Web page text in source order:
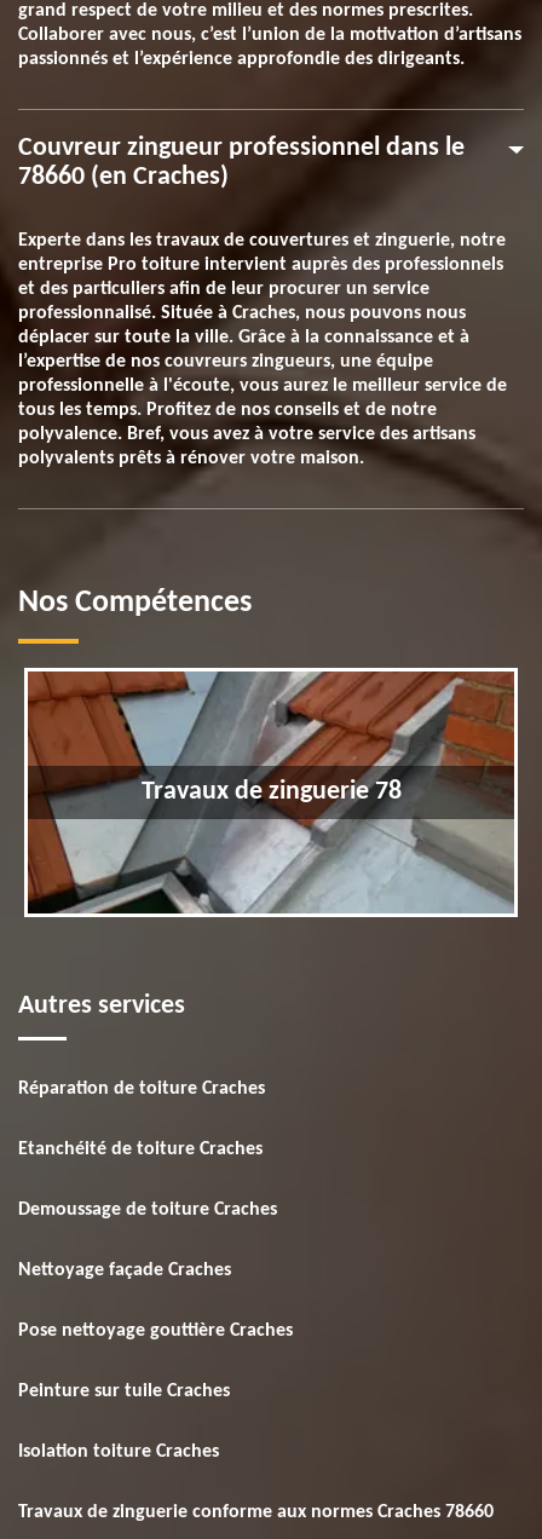
grand respect de votre milieu et des normes prescrites.
Collaborer avec nous, c’est l’union de la motivation d’artisans
passionnés et l’expérience approfondie des dirigeants.
Couvreur zingueur professionnel dans le
78660 (en Craches)
Experte dans les travaux de couvertures et zinguerie, notre
entreprise Pro toiture intervient auprès des professionnels
et des particuliers afin de leur procurer un service
professionnalisé. Située à Craches, nous pouvons nous
déplacer sur toute la ville. Grâce à la connaissance et à
l’expertise de nos couvreurs zingueurs, une équipe
professionnelle à l'écoute, vous aurez le meilleur service de
tous les temps. Profitez de nos conseils et de notre
polyvalence. Bref, vous avez à votre service des artisans
polyvalents prêts à rénover votre maison.
Nos Compétences
Travaux de zinguerie 78
Autres services
Réparation de toiture Craches
Etanchéité de toiture Craches
Demoussage de toiture Craches
Nettoyage façade Craches
Pose nettoyage gouttière Craches
Peinture sur tuile Craches
Isolation toiture Craches
Travaux de zinguerie conforme aux normes Craches 78660